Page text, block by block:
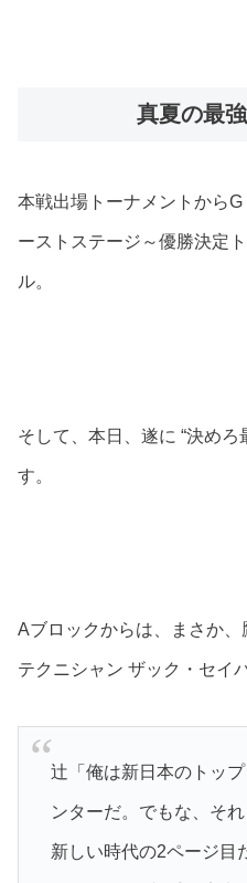
真夏の最
本戦出場トーナメントから
ーストステージ～優勝決定
ル。
そして、本日、遂に “決めろ
す。
Aブロックからは、まさか
テクニシャン ザック・セイ
辻「俺は新日本のトッ
ンターだ。でもな、そ
新しい時代の2ページ目